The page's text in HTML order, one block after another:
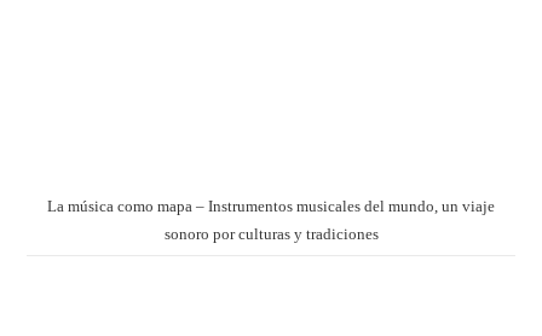
La música como mapa – Instrumentos musicales del mundo, un viaje
sonoro por culturas y tradiciones